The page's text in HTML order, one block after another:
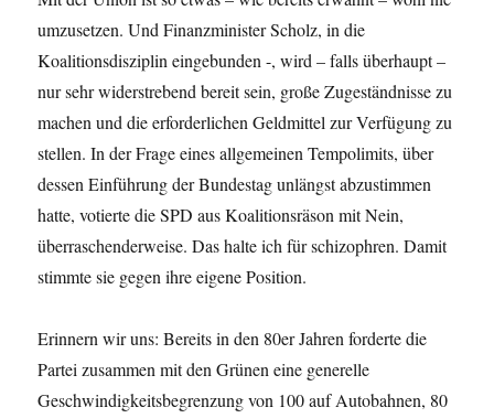
umzusetzen. Und Finanzminister Scholz, in die
Koalitionsdisziplin eingebunden -, wird – falls überhaupt –
nur sehr widerstrebend bereit sein, große Zugeständnisse zu
machen und die erforderlichen Geldmittel zur Verfügung zu
stellen. In der Frage eines allgemeinen Tempolimits, über
dessen Einführung der Bundestag unlängst abzustimmen
hatte, votierte die SPD aus Koalitionsräson mit Nein,
überraschenderweise. Das halte ich für schizophren. Damit
stimmte sie gegen ihre eigene Position.
Erinnern wir uns: Bereits in den 80er Jahren forderte die
Partei zusammen mit den Grünen eine generelle
Geschwindigkeitsbegrenzung von 100 auf Autobahnen, 80